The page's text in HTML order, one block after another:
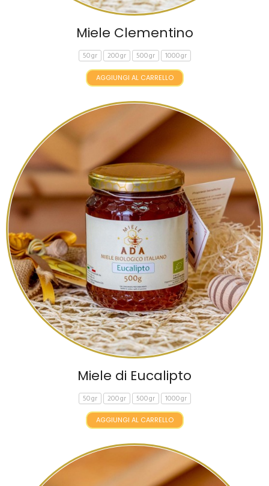
Miele Clementino
50gr 200gr 500gr 1000gr
AGGIUNGI AL CARRELLO
Miele di Eucalipto
50gr 200gr 500gr 1000gr
AGGIUNGI AL CARRELLO